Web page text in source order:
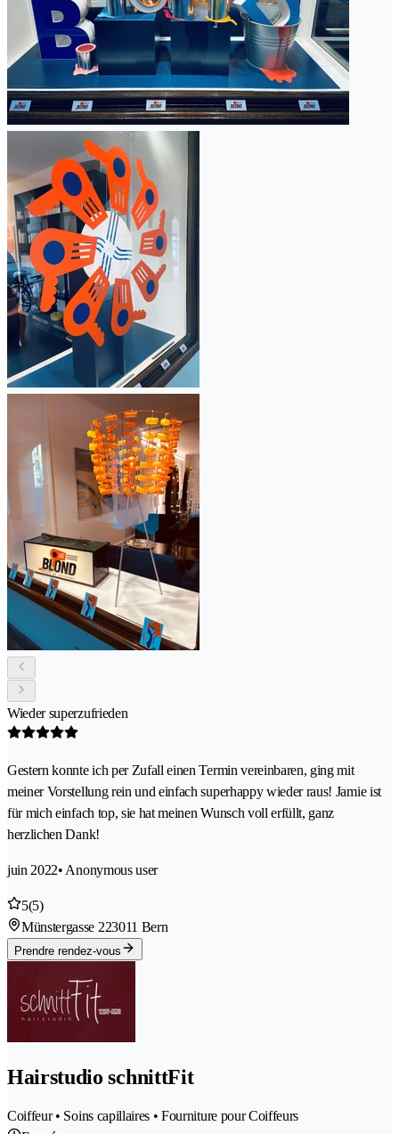
Wieder superzufrieden
Gestern konnte ich per Zufall einen Termin vereinbaren, ging mit
meiner Vorstellung rein und einfach superhappy wieder raus! Jamie ist
für mich einfach top, sie hat meinen Wunsch voll erfüllt, ganz
herzlichen Dank!
juin 2022• Anonymous user
5(5)
Münstergasse 223011 Bern
Prendre rendez-vous
Hairstudio schnittFit
Coiffeur • Soins capillaires • Fourniture pour Coiffeurs